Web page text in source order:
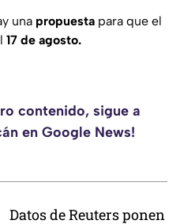
una propuesta para que el
17 de agosto.
contenido, sigue a
en Google News!
Datos de Reuters ponen